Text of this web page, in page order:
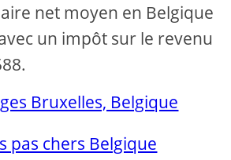
net moyen en Belgique
un impôt sur le revenu
Bruxelles, Belgique
pas chers Belgique